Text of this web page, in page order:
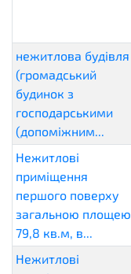
нежитлова будівля
(громадський
будинок з
господарськими
(допоміжним...
Нежитлові
приміщення
першого поверху
загальною площею
79,8 кв.м, в...
Нежитлові